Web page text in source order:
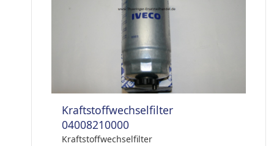
Kraftstoffwechselfilter
04008210000
Kraftstoffwechselfilter